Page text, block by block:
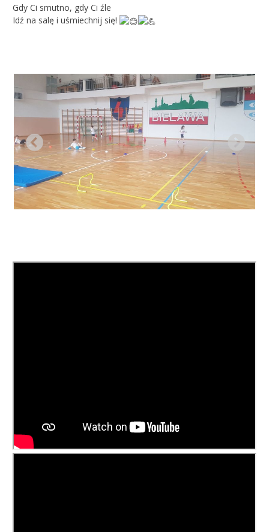
Gdy Ci smutno, gdy Ci źle
Idź na salę i uśmiechnij się!